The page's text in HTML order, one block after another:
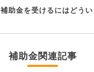
助金を受けるにはどう
補助金関連記事